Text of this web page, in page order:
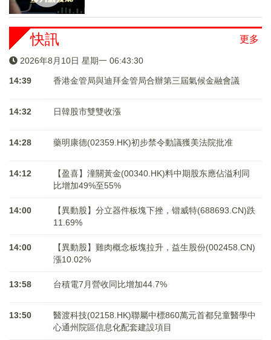
更多
快訊
2026年8月10日 星期一 06:43:31
14:39 香港金管局與迪拜金管局合辦第三屆氣候金融會議
14:32 日韓股市雙雙收漲
14:28 藥明康德(02359.HK)初步禁令動議獲美法院批准
14:12
【盈喜】潼關黃金(00340.HK)料中期股东應佔溢利同
比增加49%至55%
14:00
【異動股】分立器件板塊下挫，锴威特(688693.CN)跌
11.69%
14:00
【異動股】雞肉概念板塊拉升，益生股份(002458.CN)
漲10.02%
13:58 台積電7月營收同比增加44.7%
13:50
醫渡科技(02158.HK)聯屬中標860萬元首都兒童醫學中
心通州院區信息化配套建設項目